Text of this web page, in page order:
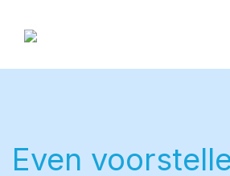
Even